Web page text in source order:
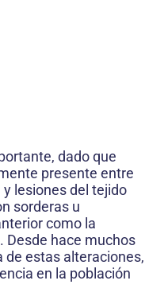
dado que
presente entre
lesiones del tejido
sorderas u
como la
Desde hace muchos
de estas alteraciones,
en la población